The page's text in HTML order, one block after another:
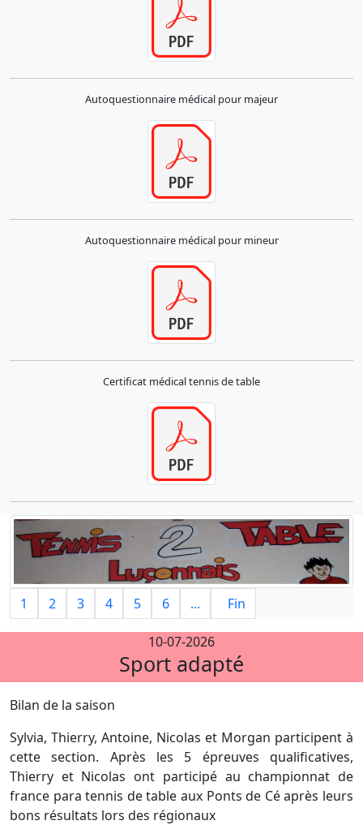
Autoquestionnaire médical pour majeur
Autoquestionnaire médical pour mineur
Certificat médical tennis de table
1 2 3 4 5 6 ... Fin
10-07-2026
Sport adapté
Bilan de la saison
Sylvia, Thierry, Antoine, Nicolas et Morgan participent à
cette section. Après les 5 épreuves qualificatives,
Thierry et Nicolas ont participé au championnat de
france para tennis de table aux Ponts de Cé après leurs
bons résultats lors des régionaux